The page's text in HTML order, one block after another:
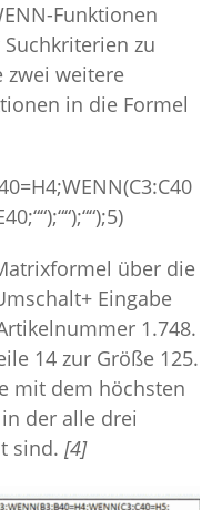
Funktionen
zu
zwei weitere
in die Formel
über die
Eingabe
1.748.
14 zur Größe 125.
mit dem höchsten
der alle drei
sind. [4]